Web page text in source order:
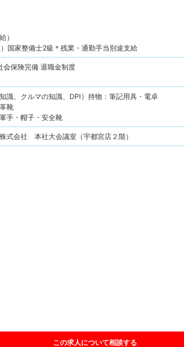
）
国家整備士2級＊残業・通勤手当別途支給
会保険完備 退職金制度
識、クルマの知識、DPI）持物：筆記用具・電卓
靴
手・帽子・安全靴
式会社 本社大会議室（宇都宮店２階）
この求人について相談する